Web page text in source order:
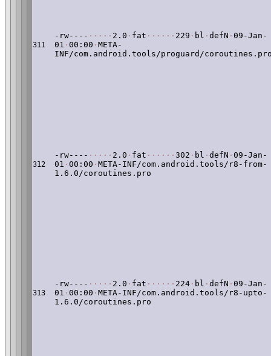
311
-rw---- · · · · · 2.0 · fat · · · · · · 229 · bl · defN · 09-Jan-
01 · 00:00 · META-
INF/com.android.tools/proguard/
312
-rw---- · · · · · 2.0 · fat · · · · · · 302 · bl · defN · 09-Jan-
01 · 00:00 · META-INF/com.android.tools/r8-from-
1.6.0/coroutines.pro
313
-rw---- · · · · · 2.0 · fat · · · · · · 224 · bl · defN · 09-Jan-
01 · 00:00 · META-INF/com.android.tools/r8-upto-
1.6.0/coroutines.pro